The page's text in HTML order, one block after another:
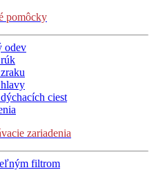
pomôcky
odev
ciest
zariadenia
filtrom